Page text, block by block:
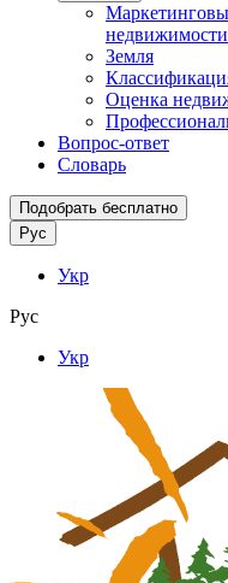
недвижимости
Земля
Оценка
Вопрос-ответ
Словарь
Подобрать бесплатно
Рус
Укр
Рус
Укр